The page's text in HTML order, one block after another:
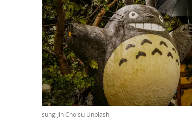
sung Jin Cho su Unplash